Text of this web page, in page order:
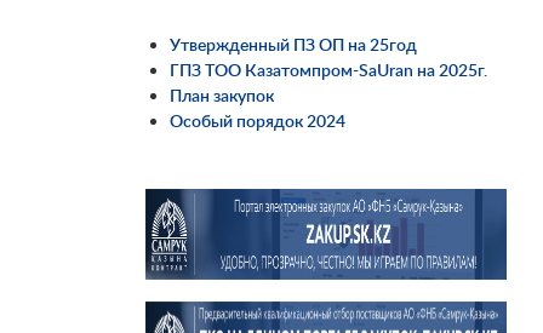
Утвержденный ПЗ ОП на 25год
ГПЗ ТОО Казатомпром-SaUran на 2025г.
План закупок
Особый порядок 2024